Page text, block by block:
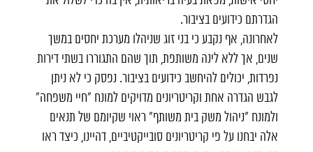
הגדרתם כידועים בציבור.
לאחרונה, אף נקבע כי בני זוג שניהלו מערכת יחסים במשך
שנים, אך ללא לינה משותפת, תוך שהם התגוררו בשתי דירות
נפרדות, יכולים להיחשב כידועים בציבור. נפסק כי לא ניתן
לגבש הגדרה אחת וקריטריונים מדויקים למונח "חיי משפחה"
ולמונח "ניהול משק בית משותף" ראוי שקיומם של תנאים
אלה יבחנו על פי קריטריונים סובייקטיביים, דהיינו, כיצד ראו